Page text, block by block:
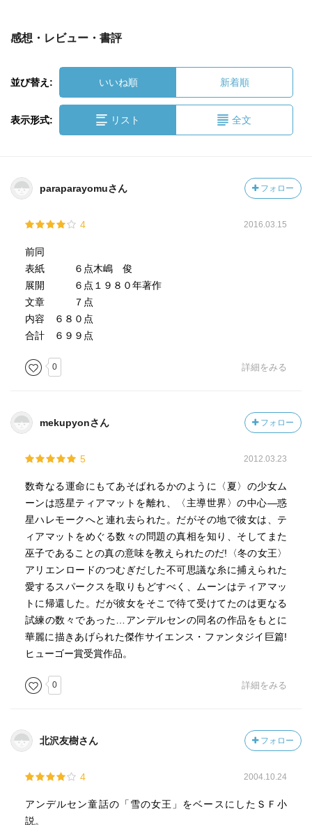
感想・レビュー・書評
並び替え: いいね順 新着順
表示形式: リスト 全文
paraparayomuさん フォロー
4 2016.03.15
前同
表紙 ６点木嶋 俊
展開 ６点１９８０年著作
文章 ７点
内容 ６８０点
合計 ６９９点
0 詳細をみる
mekupyonさん フォロー
5 2012.03.23
数奇なる運命にもてあそばれるかのように〈夏〉の少女ム
ーンは惑星ティアマットを離れ、〈主導世界〉の中心―惑
星ハレモークへと連れ去られた。だがその地で彼女は、テ
ィアマットをめぐる数々の問題の真相を知り、そしてまた
巫子であることの真の意味を教えられたのだ!〈冬の女王〉
アリエンロードのつむぎだした不可思議な糸に捕えられた
愛するスパークスを取りもどすべく、ムーンはティアマッ
トに帰還した。だが彼女をそこで待て受けてたのは更なる
試練の数々であった…アンデルセンの同名の作品をもとに
華麗に描きあげられた傑作サイエンス・ファンタジイ巨篇!
ヒューゴー賞受賞作品。
0 詳細をみる
北沢友樹さん フォロー
4 2004.10.24
アンデルセン童話の「雪の女王」をベースにしたＳＦ小
説。